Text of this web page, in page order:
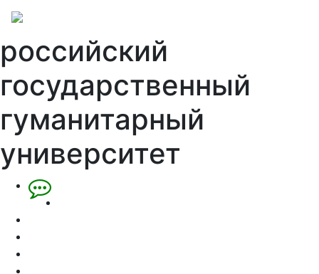
российский
государственный
гуманитарный
университет